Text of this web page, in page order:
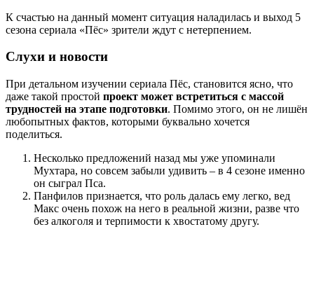
К счастью на данный момент ситуация наладилась и выход 5
сезона сериала «Пёс» зрители ждут с нетерпением.
Слухи и новости
При детальном изучении сериала Пёс, становится ясно, что
даже такой простой проект может встретиться с массой
трудностей на этапе подготовки. Помимо этого, он не лишён
любопытных фактов, которыми буквально хочется
поделиться.
Несколько предложений назад мы уже упоминали
Мухтара, но совсем забыли удивить – в 4 сезоне именно
он сыграл Пса.
Панфилов признается, что роль далась ему легко, вед
Макс очень похож на него в реальной жизни, разве что
без алкоголя и терпимости к хвостатому другу.